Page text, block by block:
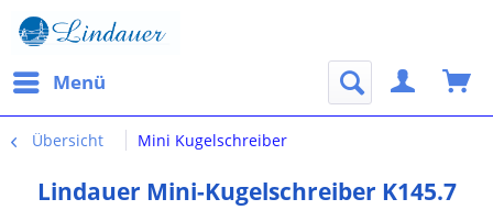
Menü
Übersicht Mini Kugelschreiber
Lindauer Mini-Kugelschreiber K145.7